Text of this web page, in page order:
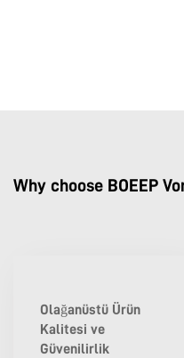
Why choose BOEEP
Olağanüstü Ürün
Kalitesi ve
Güvenilirlik